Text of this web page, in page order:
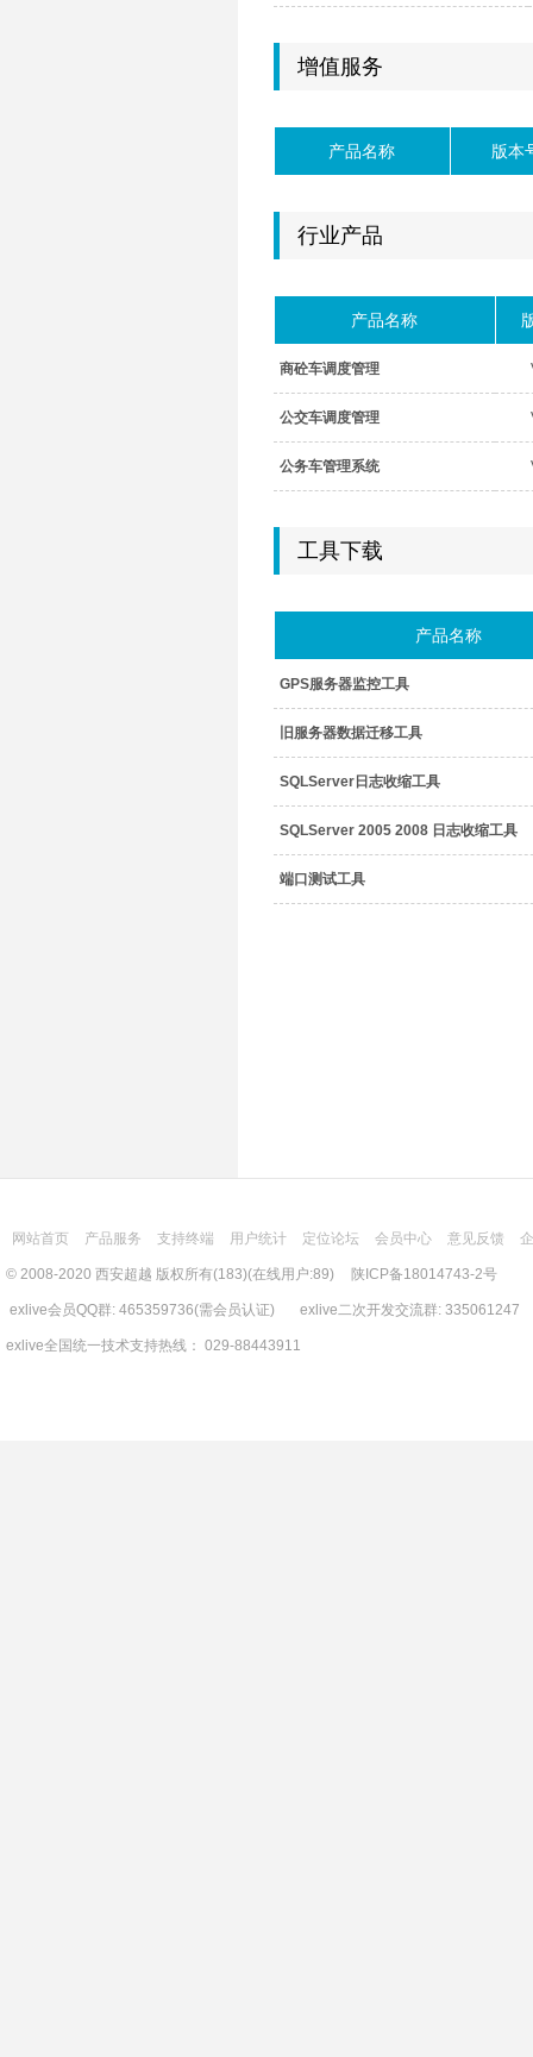
增值服务
产品名称 版本
行业产品
产品名称
商砼车调度管理
公交车调度管理
公务车管理系统
工具下载
产品名称
GPS服务器监控工具
旧服务器数据迁移工具
SQLServer日志收缩工具
SQLServer 2005 2008 日志收缩工具
端口测试工具
网站首页 产品服务 支持终端 用户统计 定位论坛 会员中心 意见反馈
© 2008-2020 西安超越 版权所有(183)(在线用户:89) 陕ICP备18014743-2号
exlive会员QQ群: 465359736(需会员认证) exlive二次开发交流群: 335061247
exlive全国统一技术支持热线： 029-88443911